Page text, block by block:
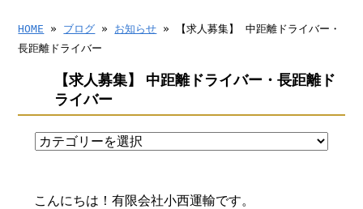
HOME » ブログ » お知らせ » 【求人募集】 中距離ドライバー・
長距離ドライバー
【求人募集】 中距離ドライバー・長距離ド
ライバー
こんにちは！有限会社小西運輸です。